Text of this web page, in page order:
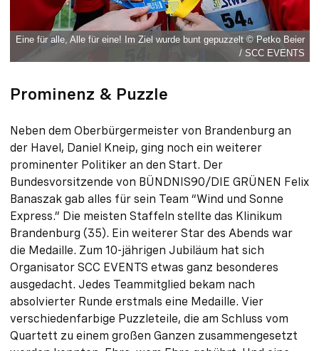
Eine für alle, Alle für eine! Im Ziel wurde bunt gepuzzelt © Petko Beier
/ SCC EVENTS
Prominenz & Puzzle
Neben dem Oberbürgermeister von Brandenburg an
der Havel, Daniel Kneip, ging noch ein weiterer
prominenter Politiker an den Start. Der
Bundesvorsitzende von BÜNDNIS90/DIE GRÜNEN Felix
Banaszak gab alles für sein Team “Wind und Sonne
Express.” Die meisten Staffeln stellte das Klinikum
Brandenburg (35). Ein weiterer Star des Abends war
die Medaille. Zum 10-jährigen Jubiläum hat sich
Organisator SCC EVENTS etwas ganz besonderes
ausgedacht. Jedes Teammitglied bekam nach
absolvierter Runde erstmals eine Medaille. Vier
verschiedenfarbige Puzzleteile, die am Schluss vom
Quartett zu einem großen Ganzen zusammengesetzt